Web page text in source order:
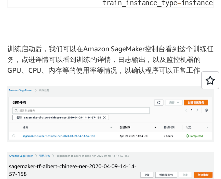
                      train_instance_type
=
estimator. fit(data_location
训练启动后，我们可以在Amazon SageMaker控制台看到这个训练任
务，点进详情可以看到训练的详情，日志输出，以及监控机器的
GPU、CPU、内存等的使用率等情况，以确认程序可以正常工作。